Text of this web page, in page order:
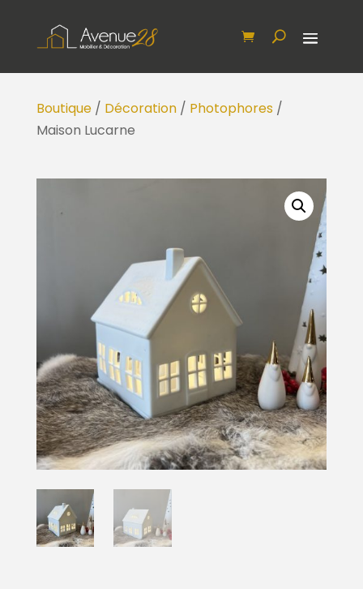
Boutique/ Décoration/ Photophores/
Maison Lucarne